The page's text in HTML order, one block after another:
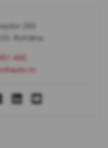
289
România
400